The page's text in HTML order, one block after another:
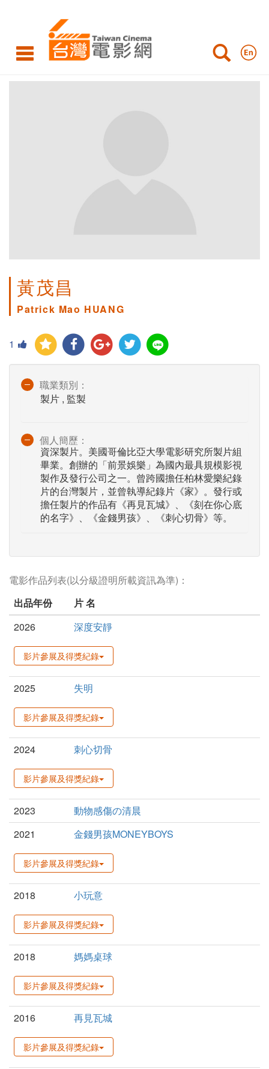
黃茂昌
Patrick Mao HUANG
1
職業類別：
製片 , 監製
個人簡歷：
資深製片。美國哥倫比亞大學電影研究所製片組
畢業。創辦的「前景娛樂」為國內最具規模影視
製作及發行公司之一。曾跨國擔任柏林愛樂紀錄
片的台灣製片，並曾執導紀錄片《家》。發行或
擔任製片的作品有《再見瓦城》、《刻在你心底
的名字》、《金錢男孩》、《刺心切骨》等。
電影作品列表(以分級證明所載資訊為準)：
出品年份
片 名
2026
深度安靜
影片參展及得獎紀錄
2025 失明
影片參展及得獎紀錄
2024 刺心切骨
影片參展及得獎紀錄
2023
動物感傷の清晨
2021
金錢男孩MONEYBOYS
影片參展及得獎紀錄
2018 小玩意
影片參展及得獎紀錄
2018 媽媽桌球
影片參展及得獎紀錄
2016 再見瓦城
影片參展及得獎紀錄